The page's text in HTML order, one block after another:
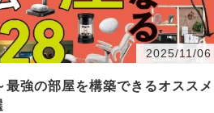
2025/11/06
強の部屋を構築できるオススメ